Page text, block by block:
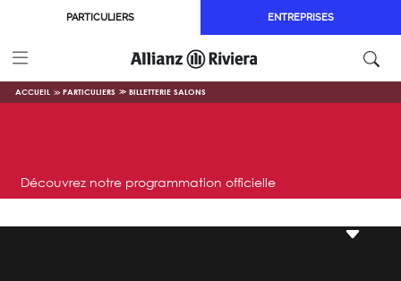
Aller au contenu principal
PARTICULIERS ENTREPRISES
ACCUEIL PARTICULIERS BILLETTERIE SALONS
Découvrez notre programmation officielle